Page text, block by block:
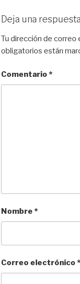
Deja una respuesta
Tu dirección de correo
obligatorios están
Comentario *
Nombre *
Correo electrónico *